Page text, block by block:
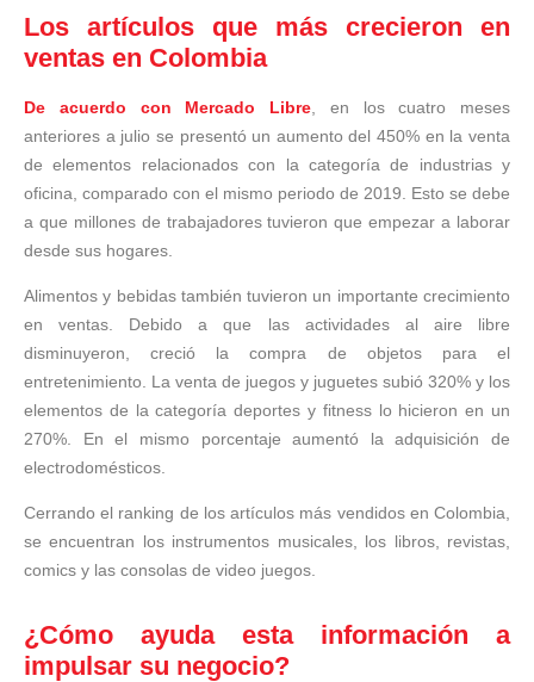
Los artículos que más crecieron en
ventas en Colombia
De acuerdo con Mercado Libre , en los cuatro meses
anteriores a julio se presentó un aumento del 450% en la venta
de elementos relacionados con la categoría de industrias y
oficina, comparado con el mismo periodo de 2019. Esto se debe
a que millones de trabajadores tuvieron que empezar a laborar
desde sus hogares.
Alimentos y bebidas también tuvieron un importante crecimiento
en ventas. Debido a que las actividades al aire libre
disminuyeron, creció la compra de objetos para el
entretenimiento. La venta de juegos y juguetes subió 320% y los
elementos de la categoría deportes y fitness lo hicieron en un
270%. En el mismo porcentaje aumentó la adquisición de
electrodomésticos.
Cerrando el ranking de los artículos más vendidos en Colombia,
se encuentran los instrumentos musicales, los libros, revistas,
comics y las consolas de video juegos.
¿Cómo ayuda esta información a
impulsar su negocio?